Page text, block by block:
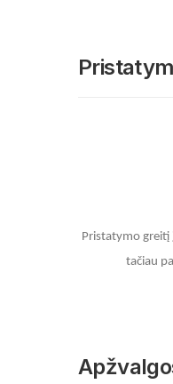
Pristatymo greitį
tačiau